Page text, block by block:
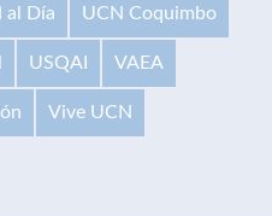
al Día UCN Coquimbo
USQAI VAEA
Vive UCN